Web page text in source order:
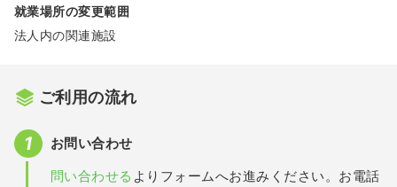
就業場所の変更範囲
法人内の関連施設
ご利用の流れ
お問い合わせ
問い合わせる よりフォームへお進みください。お電話